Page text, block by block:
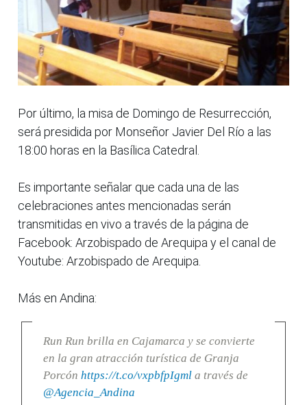
Por último, la misa de Domingo de Resurrección,
será presidida por Monseñor Javier Del Río a las
18:00 horas en la Basílica Catedral.
Es importante señalar que cada una de las
celebraciones antes mencionadas serán
transmitidas en vivo a través de la página de
Facebook: Arzobispado de Arequipa y el canal de
Youtube: Arzobispado de Arequipa.
Más en Andina:
Run Run brilla en Cajamarca y se convierte
en la gran atracción turística de Granja
Porcón https://t.co/vxpbfpIgmla través de
@Agencia_Andina